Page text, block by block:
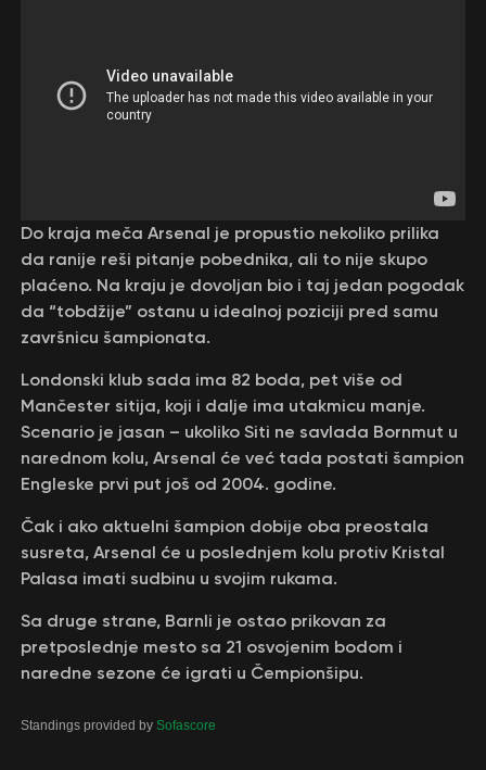
Do kraja meča Arsenal je propustio nekoliko prilika
da ranije reši pitanje pobednika, ali to nije skupo
plaćeno. Na kraju je dovoljan bio i taj jedan pogodak
da “tobdžije” ostanu u idealnoj poziciji pred samu
završnicu šampionata.
Londonski klub sada ima 82 boda, pet više od
Mančester sitija, koji i dalje ima utakmicu manje.
Scenario je jasan – ukoliko Siti ne savlada Bornmut u
narednom kolu, Arsenal će već tada postati šampion
Engleske prvi put još od 2004. godine.
Čak i ako aktuelni šampion dobije oba preostala
susreta, Arsenal će u poslednjem kolu protiv Kristal
Palasa imati sudbinu u svojim rukama.
Sa druge strane, Barnli je ostao prikovan za
pretposlednje mesto sa 21 osvojenim bodom i
naredne sezone će igrati u Čempionšipu.
Standings provided by Sofascore